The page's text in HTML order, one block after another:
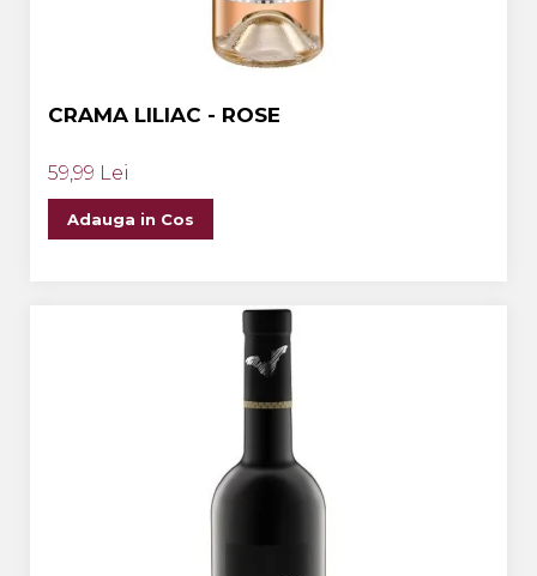
CRAMA LILIAC - ROSE
59,99 Lei
Adauga in Cos